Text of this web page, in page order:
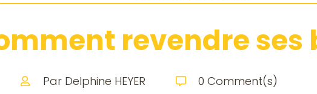
revendre ses
 Par Delphine HEYER  0 Comment(s)